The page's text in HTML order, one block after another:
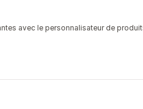
avec le personnalisateur de